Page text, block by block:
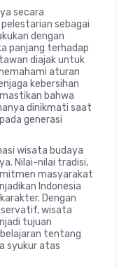
secara
sebagai
dengan
panjang terhadap
diajak untuk
aturan
kebersihan
bahwa
dinikmati saat
generasi
wisata budaya
Nilai-nilai tradisi,
masyarakat
Indonesia
Dengan
wisata
tujuan
tentang
syukur atas